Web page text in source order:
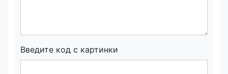
Введите код с картинки